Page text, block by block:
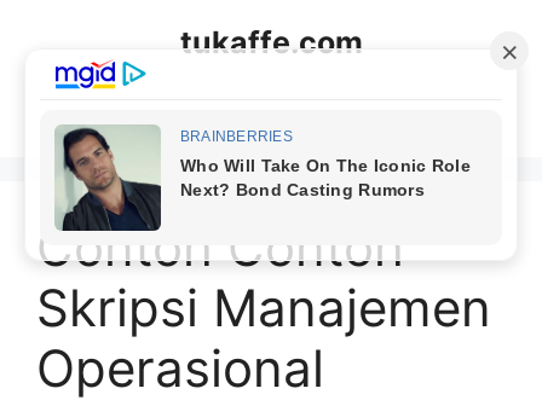
tukaffe.com
Contoh Contoh
Skripsi Manajemen
Operasional